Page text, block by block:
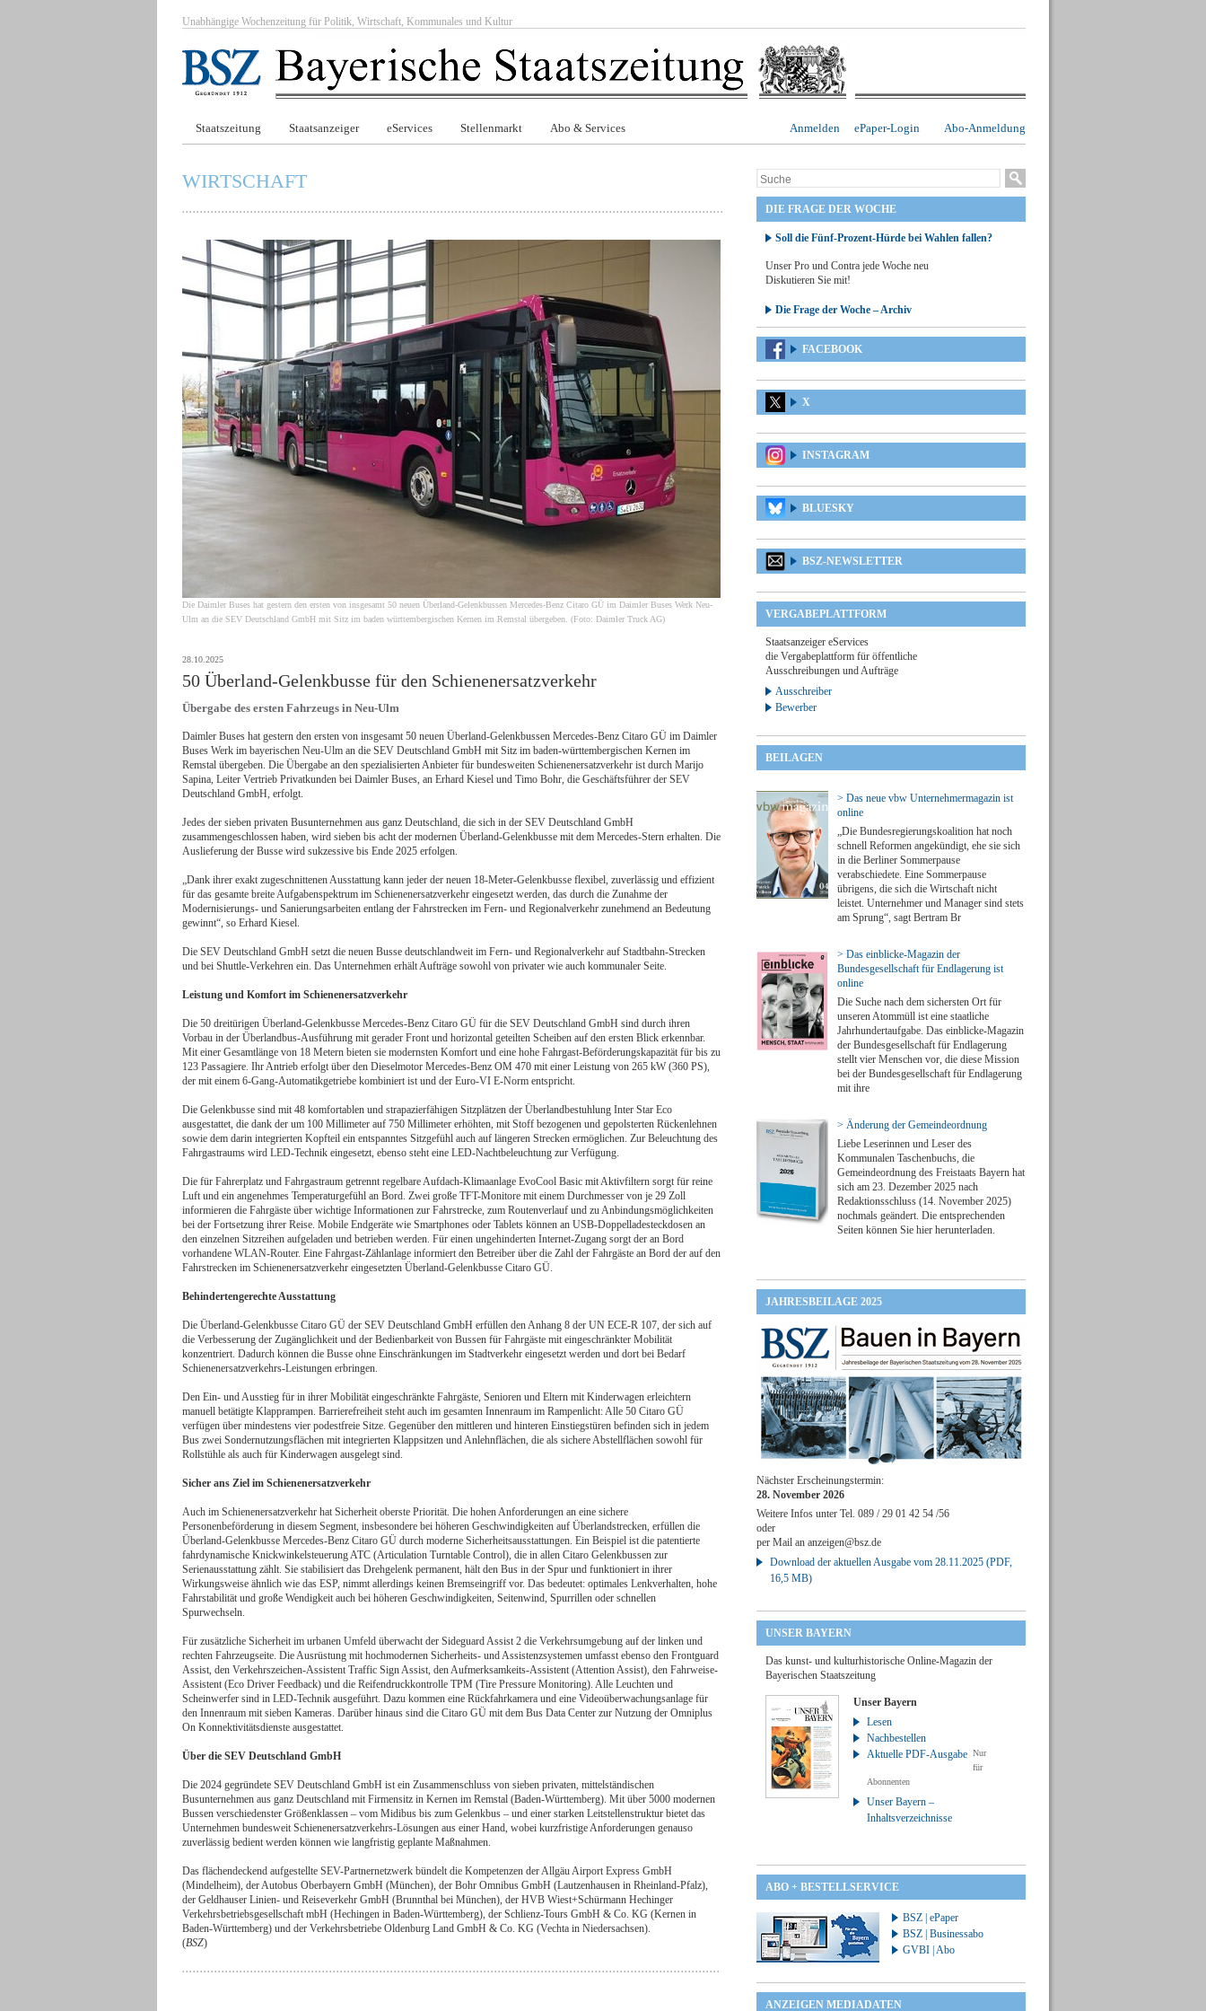
Unabhängige Wochenzeitung für Politik, Wirtschaft, Kommunales und Kultur
Abo-Anmeldung
ePaper-Login
Anmelden
Staatszeitung Staatsanzeiger eServices Stellenmarkt Abo & Services
WIRTSCHAFT
Die Daimler Buses hat gestern den ersten von insgesamt 50 neuen Überland-Gelenkbussen Mercedes-Benz Citaro GÜ im Daimler Buses Werk Neu-
Ulm an die SEV Deutschland GmbH mit Sitz im baden württembergischen Kernen im Remstal übergeben. (Foto: Daimler Truck AG)
28.10.2025
50 Überland-Gelenkbusse für den Schienenersatzverkehr
Übergabe des ersten Fahrzeugs in Neu-Ulm
Daimler Buses hat gestern den ersten von insgesamt 50 neuen Überland-Gelenkbussen Mercedes-Benz Citaro GÜ im Daimler
Buses Werk im bayerischen Neu-Ulm an die SEV Deutschland GmbH mit Sitz im baden‑württembergischen Kernen im
Remstal übergeben. Die Übergabe an den spezialisierten Anbieter für bundesweiten Schienenersatzverkehr ist durch Marijo
Sapina, Leiter Vertrieb Privatkunden bei Daimler Buses, an Erhard Kiesel und Timo Bohr, die Geschäftsführer der SEV
Deutschland GmbH, erfolgt.
Jedes der sieben privaten Busunternehmen aus ganz Deutschland, die sich in der SEV Deutschland GmbH
zusammengeschlossen haben, wird sieben bis acht der modernen Überland‑Gelenkbusse mit dem Mercedes‑Stern erhalten. Die
Auslieferung der Busse wird sukzessive bis Ende 2025 erfolgen.
„Dank ihrer exakt zugeschnittenen Ausstattung kann jeder der neuen 18‑Meter‑Gelenkbusse flexibel, zuverlässig und effizient
für das gesamte breite Aufgabenspektrum im Schienenersatzverkehr eingesetzt werden, das durch die Zunahme der
Modernisierungs- und Sanierungsarbeiten entlang der Fahrstrecken im Fern- und Regionalverkehr zunehmend an Bedeutung
gewinnt“, so Erhard Kiesel.
Die SEV Deutschland GmbH setzt die neuen Busse deutschlandweit im Fern- und Regionalverkehr auf Stadtbahn-Strecken
und bei Shuttle-Verkehren ein. Das Unternehmen erhält Aufträge sowohl von privater wie auch kommunaler Seite.
Leistung und Komfort im Schienenersatzverkehr
Die 50 dreitürigen Überland-Gelenkbusse Mercedes-Benz Citaro GÜ für die SEV Deutschland GmbH sind durch ihren
Vorbau in der Überlandbus-Ausführung mit gerader Front und horizontal geteilten Scheiben auf den ersten Blick erkennbar.
Mit einer Gesamtlänge von 18 Metern bieten sie modernsten Komfort und eine hohe Fahrgast-Beförderungskapazität für bis zu
123 Passagiere. Ihr Antrieb erfolgt über den Dieselmotor Mercedes-Benz OM 470 mit einer Leistung von 265 kW (360 PS),
der mit einem 6-Gang-Automatikgetriebe kombiniert ist und der Euro‑VI E‑Norm entspricht.
Die Gelenkbusse sind mit 48 komfortablen und strapazierfähigen Sitzplätzen der Überlandbestuhlung Inter Star Eco
ausgestattet, die dank der um 100 Millimeter auf 750 Millimeter erhöhten, mit Stoff bezogenen und gepolsterten Rückenlehnen
sowie dem darin integrierten Kopfteil ein entspanntes Sitzgefühl auch auf längeren Strecken ermöglichen. Zur Beleuchtung des
Fahrgastraums wird LED-Technik eingesetzt, ebenso steht eine LED-Nachtbeleuchtung zur Verfügung.
Die für Fahrerplatz und Fahrgastraum getrennt regelbare Aufdach-Klimaanlage EvoCool Basic mit Aktivfiltern sorgt für reine
Luft und ein angenehmes Temperaturgefühl an Bord. Zwei große TFT-Monitore mit einem Durchmesser von je 29 Zoll
informieren die Fahrgäste über wichtige Informationen zur Fahrstrecke, zum Routenverlauf und zu Anbindungsmöglichkeiten
bei der Fortsetzung ihrer Reise. Mobile Endgeräte wie Smartphones oder Tablets können an USB‑Doppelladesteckdosen an
den einzelnen Sitzreihen aufgeladen und betrieben werden. Für einen ungehinderten Internet-Zugang sorgt der an Bord
vorhandene WLAN-Router. Eine Fahrgast-Zählanlage informiert den Betreiber über die Zahl der Fahrgäste an Bord der auf den
Fahrstrecken im Schienenersatzverkehr eingesetzten Überland-Gelenkbusse Citaro GÜ.
Behindertengerechte Ausstattung
Die Überland-Gelenkbusse Citaro GÜ der SEV Deutschland GmbH erfüllen den Anhang 8 der UN ECE-R 107, der sich auf
die Verbesserung der Zugänglichkeit und der Bedienbarkeit von Bussen für Fahrgäste mit eingeschränkter Mobilität
konzentriert. Dadurch können die Busse ohne Einschränkungen im Stadtverkehr eingesetzt werden und dort bei Bedarf
Schienenersatzverkehrs‑Leistungen erbringen.
Den Ein- und Ausstieg für in ihrer Mobilität eingeschränkte Fahrgäste, Senioren und Eltern mit Kinderwagen erleichtern
manuell betätigte Klapprampen. Barrierefreiheit steht auch im gesamten Innenraum im Rampenlicht: Alle 50 Citaro GÜ
verfügen über mindestens vier podestfreie Sitze. Gegenüber den mittleren und hinteren Einstiegstüren befinden sich in jedem
Bus zwei Sondernutzungsflächen mit integrierten Klappsitzen und Anlehnflächen, die als sichere Abstellflächen sowohl für
Rollstühle als auch für Kinderwagen ausgelegt sind.
Sicher ans Ziel im Schienenersatzverkehr
Auch im Schienenersatzverkehr hat Sicherheit oberste Priorität. Die hohen Anforderungen an eine sichere
Personenbeförderung in diesem Segment, insbesondere bei höheren Geschwindigkeiten auf Überlandstrecken, erfüllen die
Überland‑Gelenkbusse Mercedes‑Benz Citaro GÜ durch moderne Sicherheitsausstattungen. Ein Beispiel ist die patentierte
fahrdynamische Knickwinkelsteuerung ATC (Articulation Turntable Control), die in allen Citaro Gelenkbussen zur
Serienausstattung zählt. Sie stabilisiert das Drehgelenk permanent, hält den Bus in der Spur und funktioniert in ihrer
Wirkungsweise ähnlich wie das ESP, nimmt allerdings keinen Bremseingriff vor. Das bedeutet: optimales Lenkverhalten, hohe
Fahrstabilität und große Wendigkeit auch bei höheren Geschwindigkeiten, Seitenwind, Spurrillen oder schnellen
Spurwechseln.
Für zusätzliche Sicherheit im urbanen Umfeld überwacht der Sideguard Assist 2 die Verkehrsumgebung auf der linken und
rechten Fahrzeugseite. Die Ausrüstung mit hochmodernen Sicherheits- und Assistenzsystemen umfasst ebenso den Frontguard
Assist, den Verkehrszeichen-Assistent Traffic Sign Assist, den Aufmerksamkeits‑Assistent (Attention Assist), den Fahrweise-
Assistent (Eco Driver Feedback) und die Reifendruckkontrolle TPM (Tire Pressure Monitoring). Alle Leuchten und
Scheinwerfer sind in LED-Technik ausgeführt. Dazu kommen eine Rückfahrkamera und eine Videoüberwachungsanlage für
den Innenraum mit sieben Kameras. Darüber hinaus sind die Citaro GÜ mit dem Bus Data Center zur Nutzung der Omniplus
On Konnektivitätsdienste ausgestattet.
Über die SEV Deutschland GmbH
Die 2024 gegründete SEV Deutschland GmbH ist ein Zusammenschluss von sieben privaten, mittelständischen
Busunternehmen aus ganz Deutschland mit Firmensitz in Kernen im Remstal (Baden-Württemberg). Mit über 5000 modernen
Bussen verschiedenster Größenklassen – vom Midibus bis zum Gelenkbus – und einer starken Leitstellenstruktur bietet das
Unternehmen bundesweit Schienenersatzverkehrs-Lösungen aus einer Hand, wobei kurzfristige Anforderungen genauso
zuverlässig bedient werden können wie langfristig geplante Maßnahmen.
Das flächendeckend aufgestellte SEV-Partnernetzwerk bündelt die Kompetenzen der Allgäu Airport Express GmbH
(Mindelheim), der Autobus Oberbayern GmbH (München), der Bohr Omnibus GmbH (Lautzenhausen in Rheinland-Pfalz),
der Geldhauser Linien- und Reiseverkehr GmbH (Brunnthal bei München), der HVB Wiest+Schürmann Hechinger
Verkehrsbetriebsgesellschaft mbH (Hechingen in Baden-Württemberg), der Schlienz-Tours GmbH & Co. KG (Kernen in
Baden-Württemberg) und der Verkehrsbetriebe Oldenburg Land GmbH & Co. KG (Vechta in Niedersachsen).
(BSZ)
DIE FRAGE DER WOCHE
Soll die Fünf-Prozent-Hürde bei Wahlen fallen?
Unser Pro und Contra jede Woche neu
Diskutieren Sie mit!
Die Frage der Woche – Archiv
FACEBOOK
X
INSTAGRAM
BLUESKY
BSZ-NEWSLETTER
VERGABEPLATTFORM
Staatsanzeiger eServices
die Vergabeplattform für öffentliche
Ausschreibungen und Aufträge
Ausschreiber
Bewerber
BEILAGEN
> Das neue vbw Unternehmermagazin ist
online
„Die Bundesregierungskoalition hat noch
schnell Reformen angekündigt, ehe sie sich
in die Berliner Sommerpause
verabschiedete. Eine Sommerpause
übrigens, die sich die Wirtschaft nicht
leistet. Unternehmer und Manager sind stets
am Sprung“, sagt Bertram Br
> Das einblicke-Magazin der
Bundesgesellschaft für Endlagerung ist
online
Die Suche nach dem sichersten Ort für
unseren Atommüll ist eine staatliche
Jahrhundertaufgabe. Das einblicke-Magazin
der Bundesgesellschaft für Endlagerung
stellt vier Menschen vor, die diese Mission
bei der Bundesgesellschaft für Endlagerung
mit ihre
> Änderung der Gemeindeordnung
Liebe Leserinnen und Leser des
Kommunalen Taschenbuchs, die
Gemeindeordnung des Freistaats Bayern hat
sich am 23. Dezember 2025 nach
Redaktionsschluss (14. November 2025)
nochmals geändert. Die entsprechenden
Seiten können Sie hier herunterladen.
JAHRESBEILAGE 2025
Nächster Erscheinungstermin:
28. November 2026
Weitere Infos unter Tel. 089 / 29 01 42 54 /56
oder
per Mail an anzeigen@bsz.de
Download der aktuellen Ausgabe vom 28.11.2025 (PDF,
16,5 MB)
UNSER BAYERN
Das kunst- und kulturhistorische Online-Magazin der
Bayerischen Staatszeitung
Unser Bayern
Lesen
Nachbestellen
Aktuelle PDF-Ausgabe Nur
für
Abonnenten
Unser Bayern –
Inhaltsverzeichnisse
ABO + BESTELLSERVICE
BSZ | ePaper
BSZ | Businessabo
GVBI | Abo
ANZEIGEN MEDIADATEN